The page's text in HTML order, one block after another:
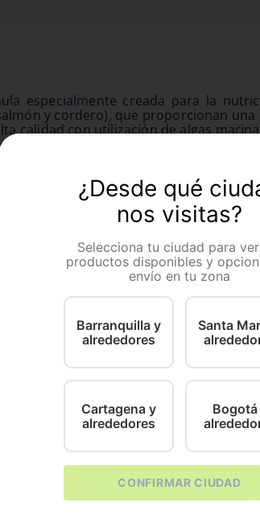
especialmente creada para la
y cordero), que proporcionan
calidad con utilización de algas
celular dando fuerza y brillo al pelaje.
Royal Canin
Diamond Petfood
1 Kg 2.7 Kg 8 Kg
$43.900
¿Desde qué
nos visitas?
Selecciona tu ciudad para
productos disponibles y
envío en tu zona
Barranquilla y
alrededores
Santa
Cartagena y
alrededores
Bogotá
CONFIRMAR CIUDAD